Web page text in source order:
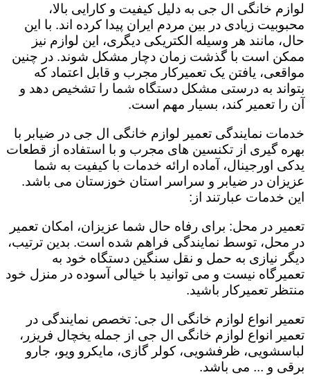
لوازم خانگی ال جی به دلیل کیفیت و کارایی بالا،
محبوبیت زیادی در بین مردم ایران پیدا کرده اند. با این
حال، مانند هر وسیله الکتریکی دیگری، این لوازم نیز
ممکن است با گذشت زمان دچار مشکل شوند. در چنین
مواقعی، یافتن یک تعمیرکار مجرب و قابل اعتماد که
بتواند به درستی مشکل دستگاه شما را تشخیص دهد و
آن را تعمیر کند، بسیار مهم است.
خدمات نمایندگی تعمیر لوازم خانگی ال جی در ضیابر با
بهره گیری از تکنسین های مجرب و با استفاده از قطعات
یدکی اورجینال، آماده ارائه خدمات با کیفیت به شما
عزیزان در ضیابر و سراسر استان خوزستان می باشد.
این خدمات عبارتند از:
تعمیر در محل: برای رفاه حال شما عزیزان، امکان تعمیر
در محل، توسط نمایندگی فراهم شده است. بدین ترتیب،
دیگر نیازی به حمل و نقل سنگین دستگاه خود به
تعمیرگاه نیست و می توانید با خیالی آسوده در منزل خود
منتظر تعمیرکار باشید.
تعمیر انواع لوازم خانگی ال جی: تخصص نمایندگی در
تعمیر انواع لوازم خانگی ال جی از جمله یخچال فریزر،
لباسشویی، ظرفشویی، کولر گازی، مایکرو ویو، جارو
برقی و ... می باشد.